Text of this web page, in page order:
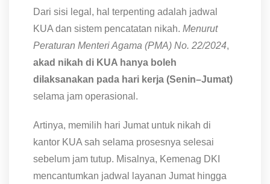
Dari sisi legal, hal terpenting adalah jadwal
KUA dan sistem pencatatan nikah. Menurut
Peraturan Menteri Agama (PMA) No. 22/2024,
akad nikah di KUA hanya boleh
dilaksanakan pada hari kerja (Senin–Jumat)
selama jam operasional.
Artinya, memilih hari Jumat untuk nikah di
kantor KUA sah selama prosesnya selesai
sebelum jam tutup. Misalnya, Kemenag DKI
mencantumkan jadwal layanan Jumat hingga